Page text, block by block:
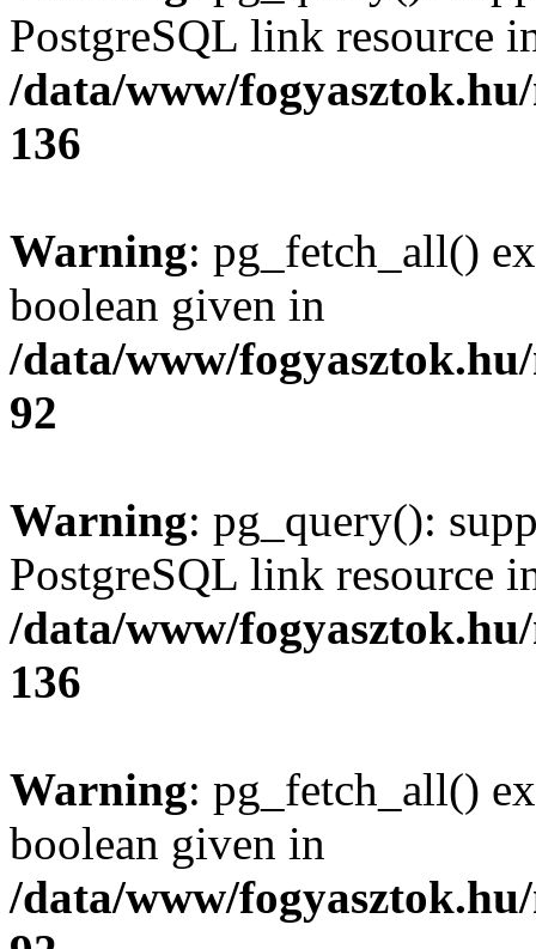
PostgreSQL link resource
/data/www/
136
Warning: pg_fetch_all()
boolean given in
/data/www/
92
Warning: pg_query():
PostgreSQL link resource
/data/www/
136
Warning: pg_fetch_all()
boolean given in
/data/www/